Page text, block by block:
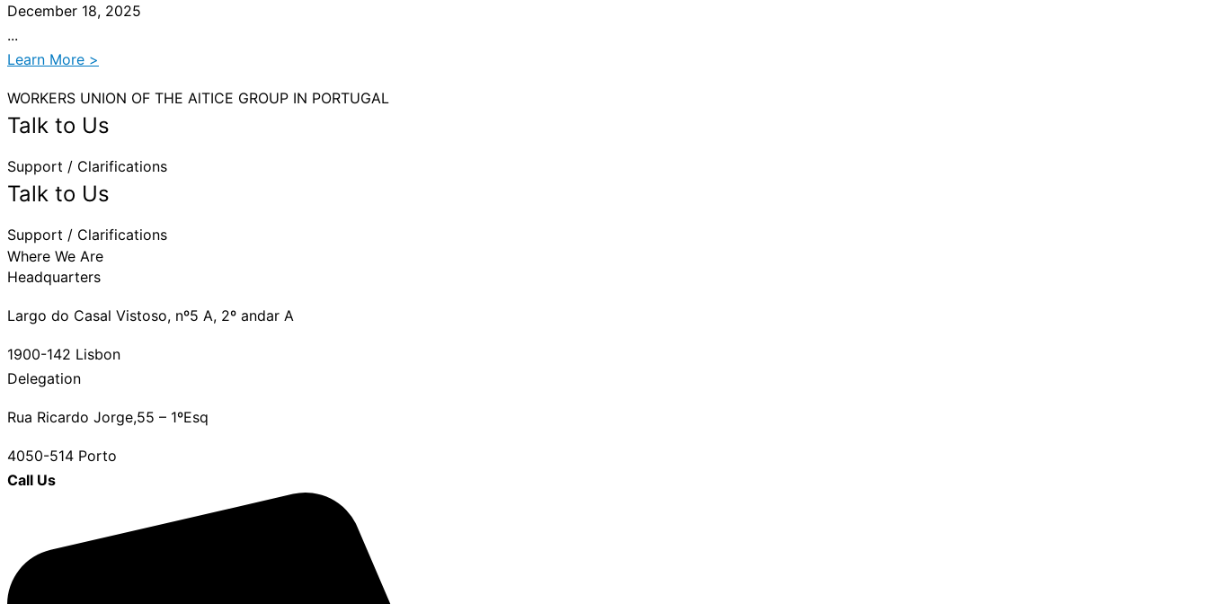
December 18, 2025
...
Learn More >
WORKERS UNION OF THE AlTICE GROUP IN PORTUGAL
Talk to Us
Support / Clarifications
Talk to Us
Support / Clarifications
Where We Are
Headquarters
Largo do Casal Vistoso, nº5 A, 2º andar A
1900-142 Lisbon
Delegation
Rua Ricardo Jorge,55 – 1ºEsq
4050-514 Porto
Call Us